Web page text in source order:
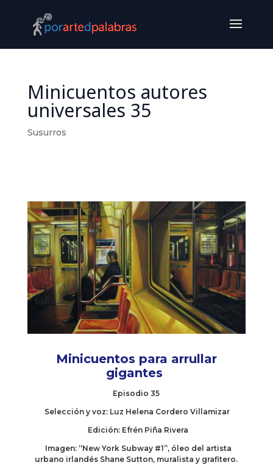
Minicuentos autores
universales 35
Susurros
Minicuentos para arrullar
gigantes
Episodio 35
Selección y voz: Luz Helena Cordero Villamizar
Edición: Efrén Piña Rivera
Imagen: “New York Subway #1”, óleo del artista
urbano irlandés Shane Sutton, muralista y grafitero.